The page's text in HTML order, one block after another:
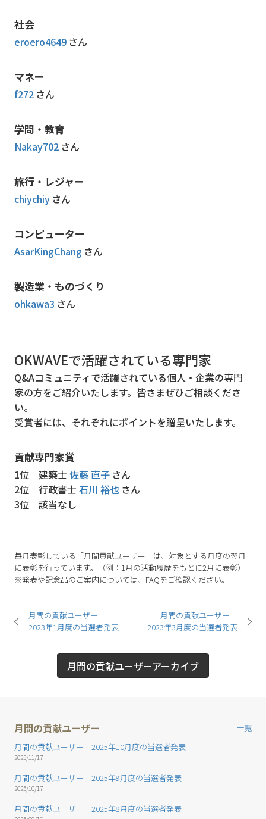
社会
eroero4649 さん
マネー
f272 さん
学問・教育
Nakay702 さん
旅行・レジャー
chiychiy さん
コンピューター
AsarKingChang さん
製造業・ものづくり
ohkawa3 さん
OKWAVEで活躍されている専門家
Q&Aコミュニティで活躍されている個人・企業の専門
家の方をご紹介いたします。皆さまぜひご相談くださ
い。
受賞者には、それぞれにポイントを贈呈いたします。
貢献専門家賞
1位 建築士 佐藤 直子 さん
2位
行政書士 石川 裕也 さん
3位
該当なし
毎月表彰している「月間貢献ユーザー」は、対象とする月度の翌月
に表彰を行っています。（例：1月の活動履歴をもとに2月に表彰）
※発表や記念品のご案内については、FAQをご確認ください。
月間の貢献ユーザー
2023年1月度の当選者発表
月間の貢献ユーザー
2023年3月度の当選者発表
月間の貢献ユーザーアーカイブ
月間の貢献ユーザー
一覧
月間の貢献ユーザー 2025年10月度の当選者発表
2025/11/17
月間の貢献ユーザー 2025年9月度の当選者発表
2025/10/17
月間の貢献ユーザー 2025年8月度の当選者発表